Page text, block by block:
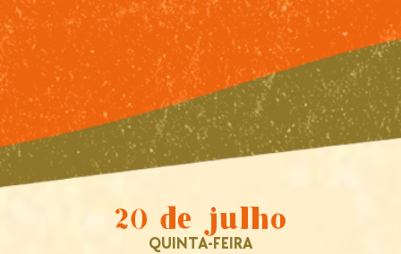
20 de julho
QUINTA-FEIRA